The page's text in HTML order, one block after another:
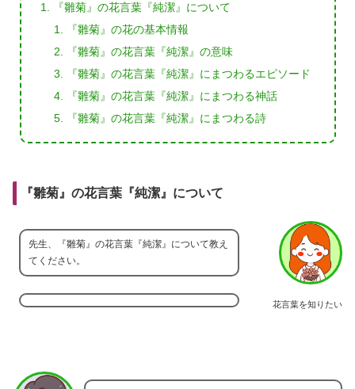
『雛菊』の花言葉『純潔』について
『雛菊』の花の基本情報
『雛菊』の花言葉『純潔』の意味
『雛菊』の花言葉『純潔』にまつわるエピソード
『雛菊』の花言葉『純潔』にまつわる神話
『雛菊』の花言葉『純潔』にまつわる詩
『雛菊』の花言葉『純潔』について
花言葉を知りたい
先生、『雛菊』の花言葉『純潔』について教え
てください。